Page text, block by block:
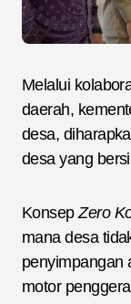
Melalui
daerah,
desa,
desa yang
KonsepZero
mana desa
penyimpangan
motor